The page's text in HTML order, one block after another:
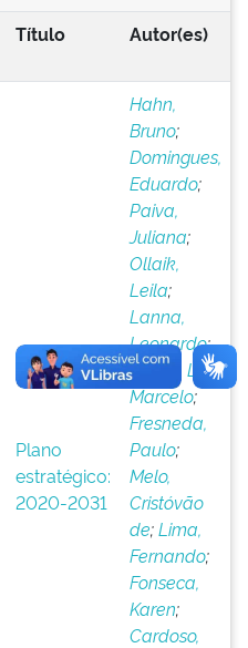
Título Autor(es)
Plano
estratégico:
2020-2031
Hahn,
Bruno;
Domingues,
Eduardo;
Paiva,
Juliana;
Ollaik,
Leila;
Lanna,
Leonardo;
Vídero, Luiz
Marcelo;
Fresneda,
Paulo;
Melo,
Cristóvão
de;Lima,
Fernando;
Fonseca,
Karen;
Cardoso,